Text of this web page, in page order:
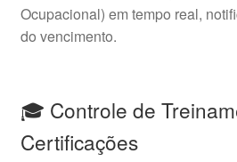
Ocupacional) em tempo real,
do vencimento.
🎓 Controle de
Certificações